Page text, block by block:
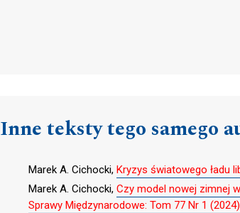
Inne teksty tego samego
Marek A. Cichocki, Kryzys światowego ładu
Marek A. Cichocki, Czy model nowej zimnej
Sprawy Międzynarodowe: Tom 77 Nr 1